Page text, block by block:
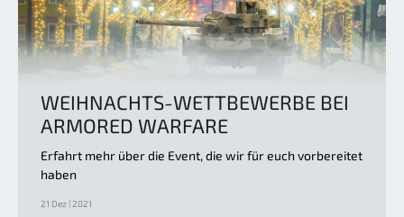
WEIHNACHTS-WETTBEWERBE BEI
ARMORED WARFARE
Erfahrt mehr über die Event, die wir für euch vorbereitet
haben
21 Dez | 2021